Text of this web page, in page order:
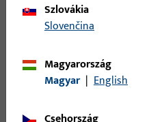
B 1796 0002 |
Szlovákia
Slovenčina
Magyarország
Magyar | English